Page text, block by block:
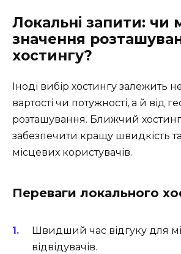
Локальні запити: чи
значення
хостингу?
Іноді вибір хостингу залежить
вартості чи потужності, а й від
розташування. Ближчий
забезпечити кращу швидкість
місцевих користувачів.
Переваги локального
Швидший час відгуку для
відвідувачів.